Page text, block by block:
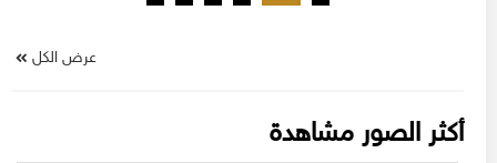
عرض الكل
أكثر الصور مشاهدة